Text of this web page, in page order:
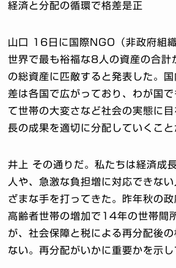
経済と分配の循環で格差是正
山口 16日に国際NGO（非政府組
世界で最も裕福な8人の資産の合計
の総資産に匹敵すると発表した。
差は各国で広がっており、わが国
て世帯の大変さなど社会の実態に
長の成果を適切に分配していくこと
井上 その通りだ。私たちは経済成
人や、急激な負担増に対応できな
ざまな手を打ってきた。昨年秋の政
高齢者世帯の増加で14年の世帯間
が、社会保障と税による再分配後
ない。再分配がいかに重要かを示し